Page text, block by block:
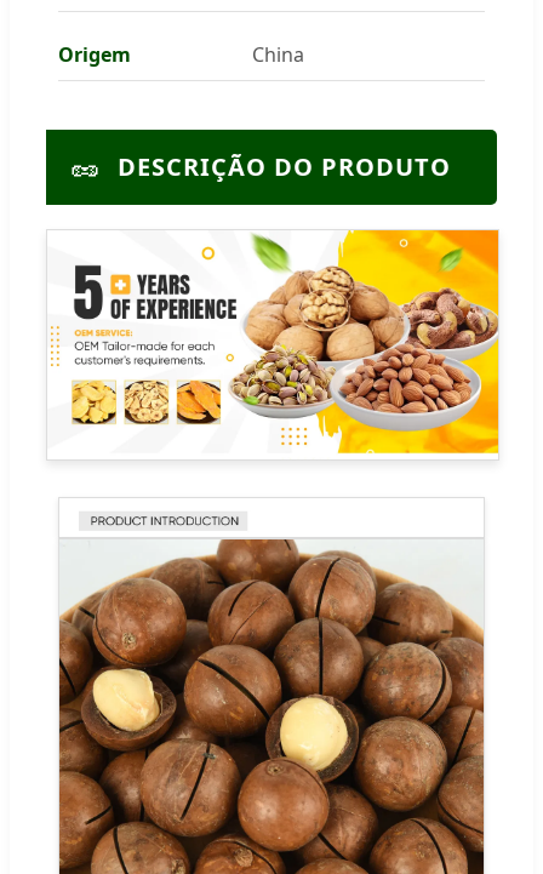
Origem China
🥜 DESCRIÇÃO DO PRODUTO